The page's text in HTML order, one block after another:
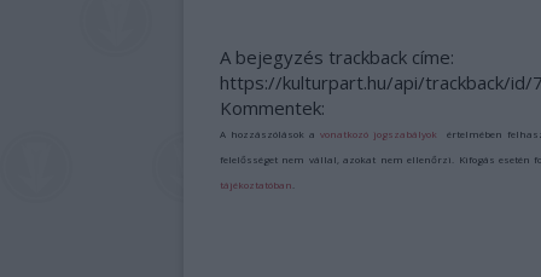
A bejegyzés trackback címe:
https://kulturpart.hu/api/trackback/id/
Kommentek:
A hozzászólások avonatkozó jogszabályok értelmében
felelősséget nem vállal, azokat nem ellenőrzi. Kifogás esetén
tájékoztatóban